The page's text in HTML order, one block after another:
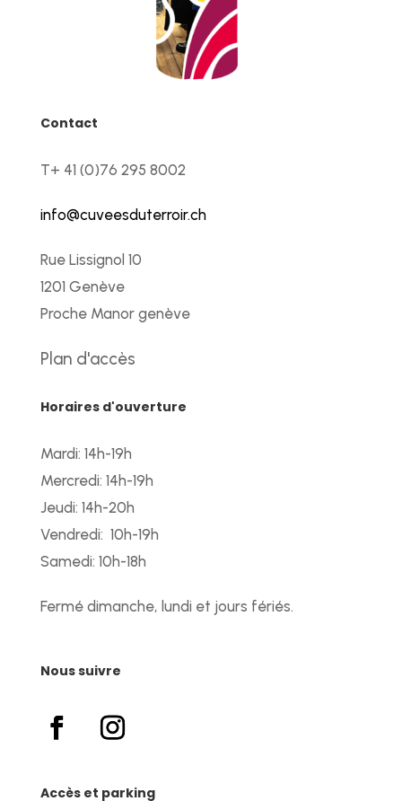
Contact
T+ 41 (0)76 295 8002
info@cuveesduterroir.ch
Rue Lissignol 10
1201 Genève
Proche Manor genève
Plan d'accès
Horaires d'ouverture
Mardi: 14h-19h
Mercredi: 14h-19h
Jeudi: 14h-20h
Vendredi: 10h-19h
Samedi: 10h-18h
Fermé dimanche, lundi et jours fériés.
Nous suivre
Accès et parking